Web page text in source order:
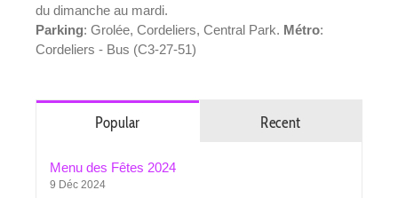
du dimanche au mardi.
Parking: Grolée, Cordeliers, Central Park. Métro:
Cordeliers - Bus (C3-27-51)
Popular Recent
Menu des Fêtes 2024
9 Déc 2024